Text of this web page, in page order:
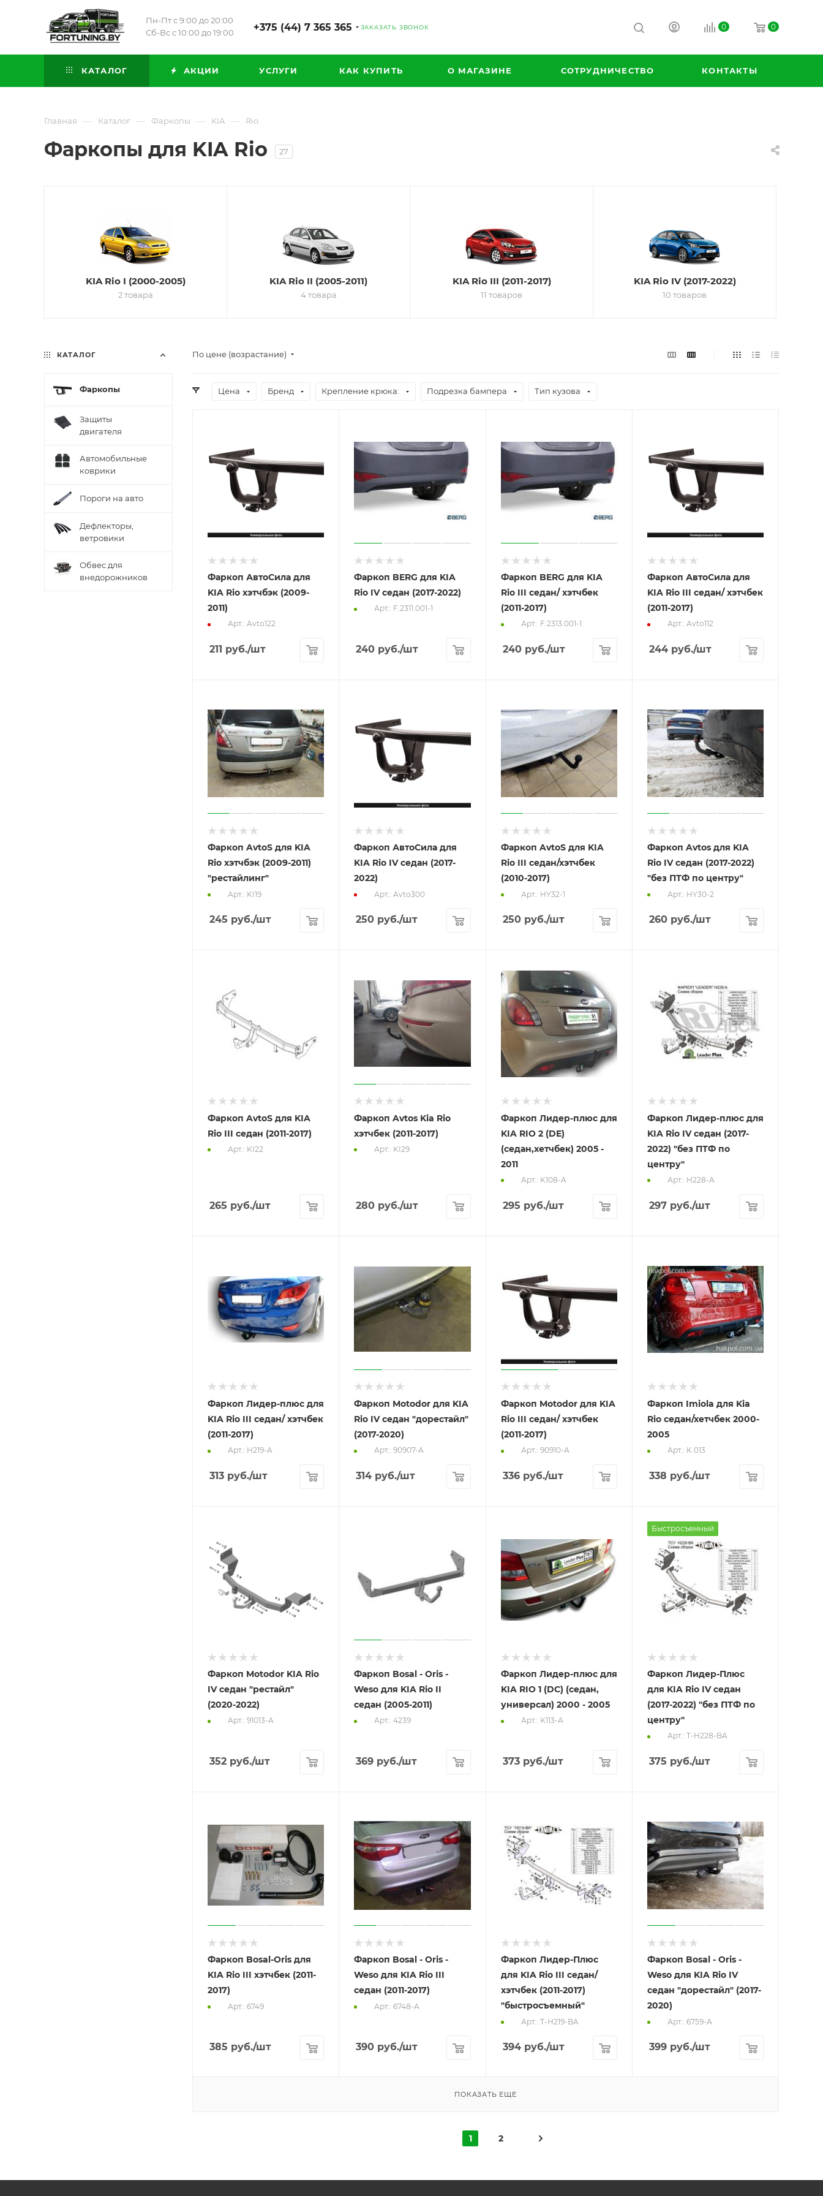
Пн-Пт с 9:00 до 20:00
Сб-Вс с 10:00 до 19:00
+375 (44) 7 365 365 ЗАКАЗАТЬ ЗВОНОК 0 0
КАТАЛОГ АКЦИИ УСЛУГИ КАК КУПИТЬ О МАГАЗИНЕ СОТРУДНИЧЕСТВО КОНТАКТЫ
Главная — Каталог — Фаркопы — KIA — Rio
Фаркопы для KIA Rio 27
KIA Rio I (2000-2005)
2 товара
KIA Rio II (2005-2011)
4 товара
KIA Rio III (2011-2017)
11 товаров
KIA Rio IV (2017-2022)
10 товаров
По цене (возрастание)
Цена Бренд Крепление крюка: Подрезка бампера Тип кузова
Фаркоп АвтоСила для
KIA Rio хэтчбэк (2009-
2011)
Арт.: Avto122
211 руб./шт
Фаркоп BERG для KIA
Rio IV седан (2017-2022)
Арт.: F.2311.001-1
240 руб./шт
Фаркоп BERG для KIA
Rio III седан/ хэтчбек
(2011-2017)
Арт.: F.2313.001-1
240руб./шт
Фаркоп АвтоСила для
KIA Rio III седан/ хэтчбек
(2011-2017)
Арт.: Avto112
244руб./шт
Фаркоп AvtoS для KIA
Rio хэтчбэк (2009-2011)
"рестайлинг"
Арт.: KI19
245 руб./шт
Фаркоп АвтоСила для
KIA Rio IV седан (2017-
2022)
Арт.: Avto300
250 руб./шт
Фаркоп AvtoS для KIA
Rio III седан/хэтчбек
(2010-2017)
Арт.: HY32-1
250руб./шт
Фаркоп Avtos для KIA
Rio IV седан (2017-2022)
"без ПТФ по центру"
Арт.: HY30-2
260руб./шт
Фаркоп AvtoS для KIA
Rio III седан (2011-2017)
Арт.: KI22
265 руб./шт
Фаркоп Avtos Kia Rio
хэтчбек (2011-2017)
Арт.: KI29
280 руб./шт
Фаркоп Лидер-плюс для
KIA RIO 2 (DE)
(седан,хетчбек) 2005 -
2011
Арт.: K108-A
295 руб./шт
Фаркоп Лидер-плюс для
KIA Rio IV седан (2017-
2022) "без ПТФ по
центру"
Арт.: H228-A
297руб./шт
Фаркоп Лидер-плюс для
KIA Rio III седан/ хэтчбек
(2011-2017)
Арт.: H219-A
313 руб./шт
Фаркоп Motodor для KIA
Rio IV седан "дорестайл"
(2017-2020)
Арт.: 90907-A
314 руб./шт
Фаркоп Motodor для KIA
Rio III седан/ хэтчбек
(2011-2017)
Арт.: 90910-A
336руб./шт
Фаркоп Imiola для Kia
Rio седан/хетчбек 2000-
2005
Арт.: K.013
338 руб./шт
Фаркоп Motodor KIA Rio
IV седан "рестайл"
(2020-2022)
Арт.: 91013-A
352 руб./шт
Фаркоп Bosal - Oris -
Weso для KIA Rio II
седан (2005-2011)
Арт.: 4239
369 руб./шт
Фаркоп Лидер-плюс для
KIA RIO 1 (DC) (седан,
универсал) 2000 - 2005
Арт.: K113-A
373руб./шт
Быстросъемный
Фаркоп Лидер-Плюс
для KIA Rio IV седан
(2017-2022) "без ПТФ по
центру"
Арт.: T-H228-BA
375 руб./шт
Фаркоп Bosal-Oris для
KIA Rio III хэтчбек (2011-
2017)
Арт.: 6749
385 руб./шт
Фаркоп Bosal - Oris -
Weso для KIA Rio III
седан (2011-2017)
Арт.: 6748-A
390 руб./шт
Фаркоп Лидер-Плюс
для KIA Rio III седан/
хэтчбек (2011-2017)
"быстросъемный"
Арт.: T-H219-BA
394руб./шт
Фаркоп Bosal - Oris -
Weso для KIA Rio IV
седан "дорестайл" (2017-
2020)
Арт.: 6759-A
399руб./шт
ПОКАЗАТЬ ЕЩЕ
1 2
КАТАЛОГ
Фаркопы
Защиты
двигателя
Автомобильные
коврики
Пороги на авто
Дефлекторы,
ветровики
Обвес для
внедорожников